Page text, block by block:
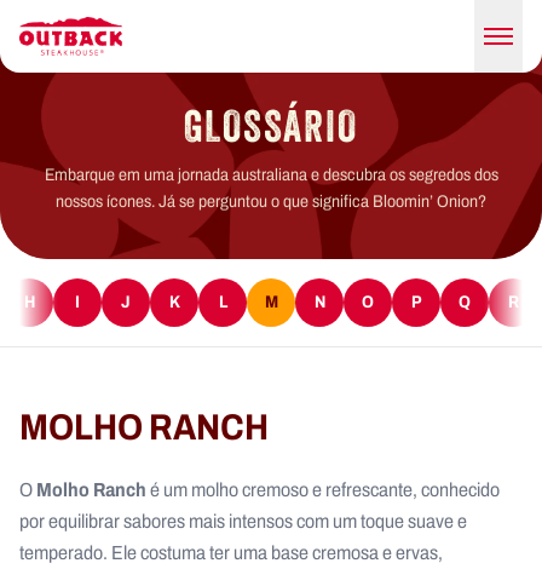
GLOSSÁRIO
Embarque em uma jornada australiana e descubra os segredos dos
nossos ícones. Já se perguntou o que significa Bloomin’ Onion?
H I J K L M N O P Q R
MOLHO RANCH
OMolho Ranché um molho cremoso e refrescante, conhecido
por equilibrar sabores mais intensos com um toque suave e
temperado. Ele costuma ter uma base cremosa e ervas,